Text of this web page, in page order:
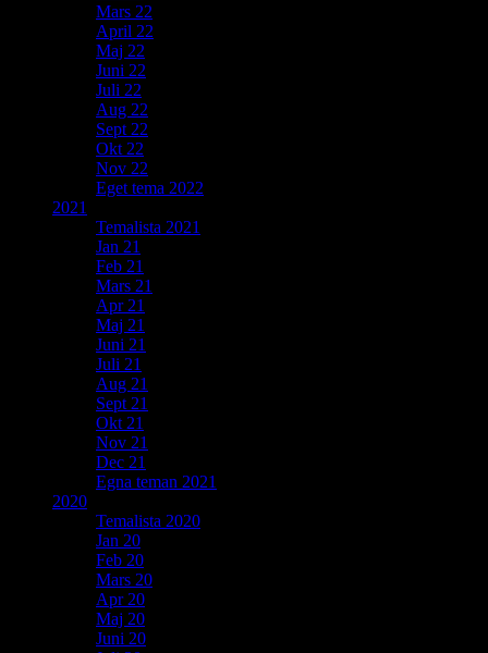
Mars 22
April 22
Maj 22
Juni 22
Juli 22
Aug 22
Sept 22
Okt 22
Nov 22
Eget tema 2022
2021
Temalista 2021
Jan 21
Feb 21
Mars 21
Apr 21
Maj 21
Juni 21
Juli 21
Aug 21
Sept 21
Okt 21
Nov 21
Dec 21
Egna teman 2021
2020
Temalista 2020
Jan 20
Feb 20
Mars 20
Apr 20
Maj 20
Juni 20